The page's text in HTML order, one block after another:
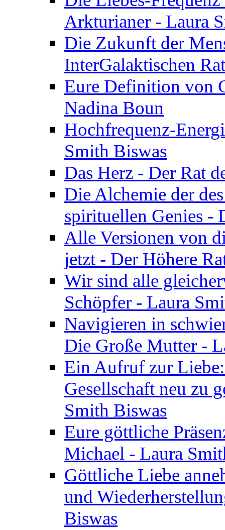
Arkturianer - Laura
Die Zukunft der
InterGalaktischen
Eure Definition von
Nadina Boun
Hochfrequenz-
Smith Biswas
Das Herz - Der Rat
Die Alchemie der
spirituellen Genies -
Alle Versionen von
jetzt - Der Höhere
Wir sind alle
Schöpfer - Laura
Navigieren in
Die Große Mutter -
Ein Aufruf zur
Gesellschaft neu zu
Smith Biswas
Eure göttliche
Michael - Laura
Göttliche Liebe
und
Biswas